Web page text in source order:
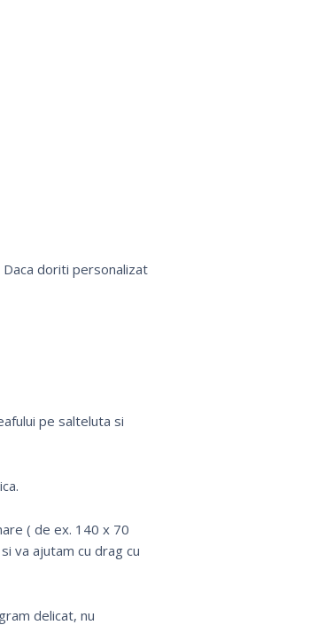
doriti personalizat
pe salteluta si
( de ex. 140 x 70
va ajutam cu drag cu
delicat, nu